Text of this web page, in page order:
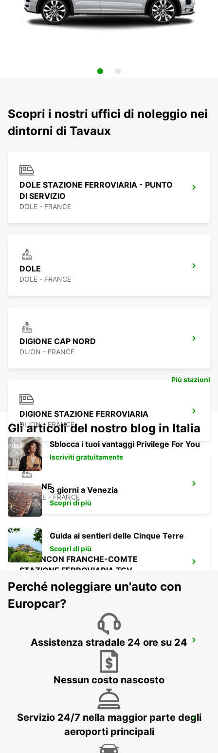
Scopri i nostri uffici di noleggio nei
dintorni di Tavaux
DOLE STAZIONE FERROVIARIA - PUNTO
DI SERVIZIO
DOLE - FRANCE
DOLE
DOLE - FRANCE
DIGIONE CAP NORD
DIJON - FRANCE
DIGIONE STAZIONE FERROVIARIA
DIJON - FRANCE
BEAUNE
BEAUNE - FRANCE
BESANCON FRANCHE-COMTE
STAZIONE FERROVIARIA TGV
AUXON - FRANCE
BESANCON NORD
BESANCON VIOTTE STAZIONE
FERROVIARIA - PUNTO DI SERVIZIO
BESANCON - FRANCE
Più stazioni
Gli articoli del nostro blog in Italia
Sblocca i tuoi vantaggi Privilege For You
Iscriviti gratuitamente
3 giorni a Venezia
Scopri di più
Guida ai sentieri delle Cinque Terre
Scopri di più
Perché noleggiare un'auto con
Europcar?
Assistenza stradale 24 ore su 24
Nessun costo nascosto
Servizio 24/7 nella maggior parte degli
aeroporti principali